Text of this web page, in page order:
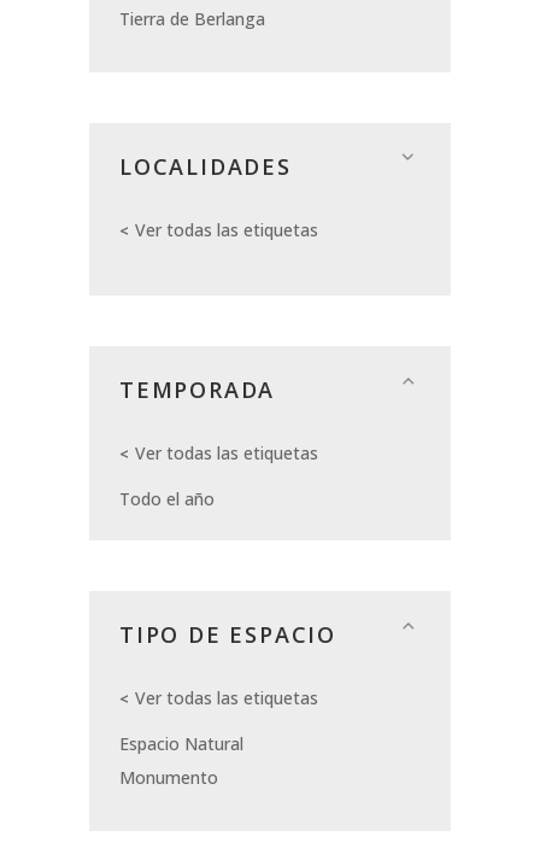
Tierra de Berlanga
LOCALIDADES
Ver todas las etiquetas
TEMPORADA
Ver todas las etiquetas
Todo el año
TIPO DE ESPACIO
Ver todas las etiquetas
Espacio Natural
Monumento